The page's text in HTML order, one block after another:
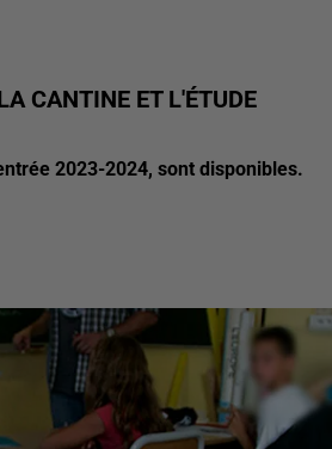
CANTINE ET L'ÉTUDE
2023-2024, sont disponibles.